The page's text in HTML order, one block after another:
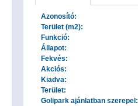
Azonosító:
Terület (m2):
Funkció:
Állapot:
Fekvés:
Akciós:
Kiadva:
Terület:
Golipark ajánlatban szerepel: